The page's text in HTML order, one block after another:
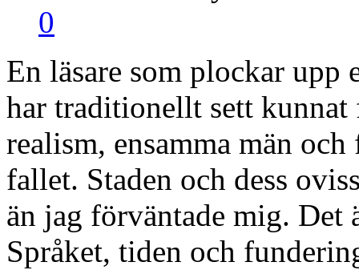
0
En läsare som plockar
har traditionellt sett kunnat
realism, ensamma män
fallet. Staden och dess
än jag förväntade mig. Det
Språket, tiden och